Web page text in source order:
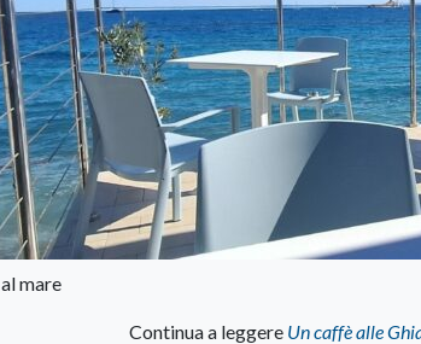
mare
Continua a leggere Un caffè alle